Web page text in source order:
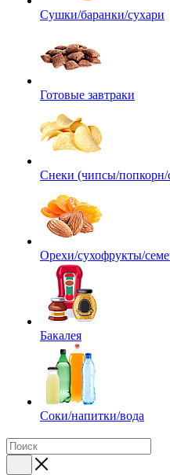
Сушки/баранки/сухари
Готовые завтраки
Снеки (чипсы/попкорн/
Орехи/сухофрукты/
Бакалея
Соки/напитки/вода